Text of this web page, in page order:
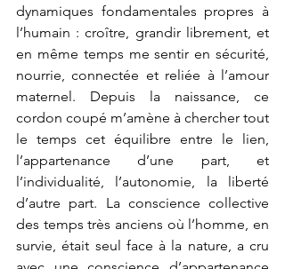
dynamiques fondamentales propres à
l’humain : croître, grandir librement, et
en même temps me sentir en sécurité,
nourrie, connectée et reliée à l’amour
maternel. Depuis la naissance, ce
cordon coupé m’amène à chercher tout
le temps cet équilibre entre le lien,
l’appartenance d’une part, et
l’individualité, l’autonomie, la liberté
d’autre part. La conscience collective
des temps très anciens où l’homme, en
survie, était seul face à la nature, a cru